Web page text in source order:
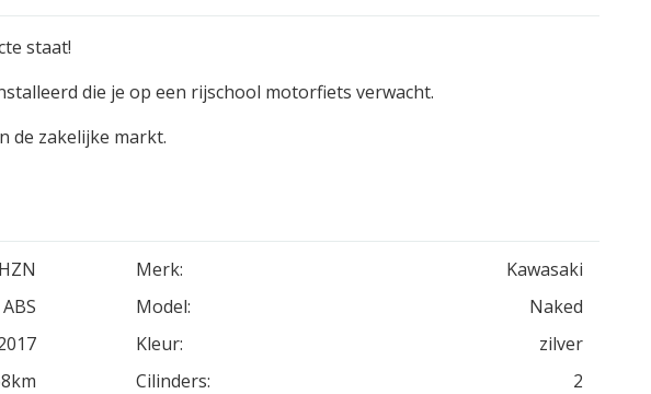
staat!
die je op een rijschool motorfiets verwacht.
de zakelijke markt.
Merk:
Kawasaki
Model:
Naked
Kleur:
zilver
Cilinders:
2